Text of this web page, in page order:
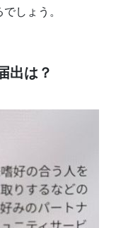
しょう。
出は？